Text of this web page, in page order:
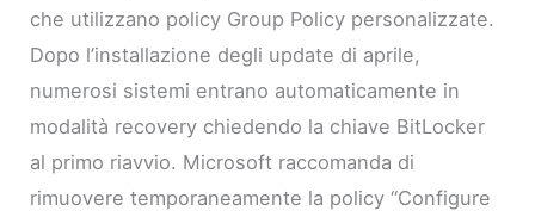
che utilizzano policy Group Policy personalizzate.
Dopo l’installazione degli update di aprile,
numerosi sistemi entrano automaticamente in
modalità recovery chiedendo la chiave BitLocker
al primo riavvio. Microsoft raccomanda di
rimuovere temporaneamente la policy “Configure